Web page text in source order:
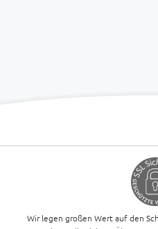
Wir legen großen Wert auf den